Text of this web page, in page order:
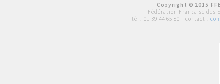
Copyright © 2015
Fédération Française des
tél : 01 39 44 65 80 | contact :